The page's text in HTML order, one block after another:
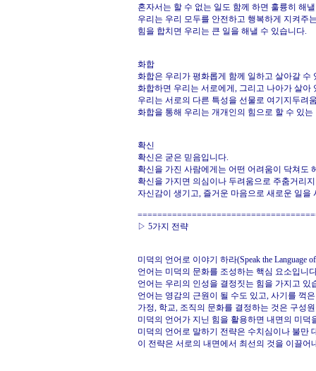
혼자서는 할 수 없는 일도 함께 하면 훌륭히 해
우리는 우리 모두를 안전하고 행복하게 지켜주
힘을 합치면 우리는 큰 일을 해낼 수 있습니다.
화합
화합은 우리가 평화롭게 함께 일하고 살아갈 수
화합하면 우리는 서로에게, 그리고 나아가 살
우리는 서로의 다른 특성을 선물로 여기지두려
화합을 통해 우리는 개개인의 힘으로 할 수 있
확신
확신은 굳은 믿음입니다.
확신을 가진 사람에게는 어떤 어려움이 닥쳐도
확신을 가지면 의심이나 두려움으로 주춤거리
자신감이 생기고, 즐거운 마음으로 새로운 일을
▷ 5가지 전략
미덕의 언어로 이야기 하라(Speak the Language
언어는 미덕의 문화를 조성하는 핵심 요소입니
언어는 우리의 인성을 결정짓는 힘을 가지고 있
언어는 영감의 근원이 될 수도 있고, 사기를 꺽
가정, 학교, 조직의 문화를 결정하는 것은 구성
미덕의 언어가 지닌 힘을 활용하면 내면의 미
미덕의 언어로 말하기 전략은 수치심이나 불만
이 전략은 서로의 내면에서 최선의 것을 이끌어